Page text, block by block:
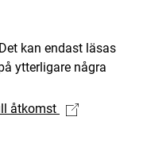
kan endast läsas
ytterligare några
åtkomst